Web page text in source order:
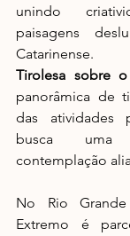
unindo
paisagens
Catarinense.
Tirolesa sobre
panorâmica de
das atividades
busca uma
contemplação
No Rio
Extremo é